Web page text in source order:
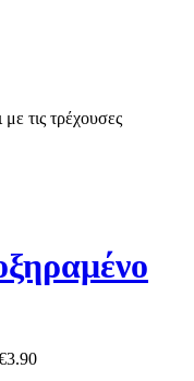
τις τρέχουσες